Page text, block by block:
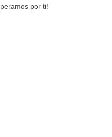
por ti!